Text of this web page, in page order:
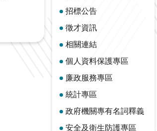
招標公告
徵才資訊
相關連結
個人資料保護專區
廉政服務專區
統計專區
政府機關專有名詞釋義
安全及衛生防護專區